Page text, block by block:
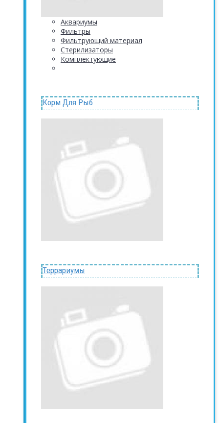
Аквариумы
Фильтры
Фильтрующий материал
Стерилизаторы
Комплектующие
Корм Для Рыб
Террариумы